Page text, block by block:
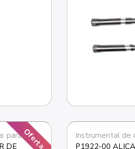
Oferta
Instrumental de ortodoncia: para bandas
DE
P1922-00